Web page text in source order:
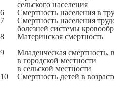
сельского населения
6
Смертность населения в
7
Смертность населения
болезней системы
8
Материнская смертность
9
Младенческая смертность,
в городской местности
в сельской местности
10
Смертность детей в